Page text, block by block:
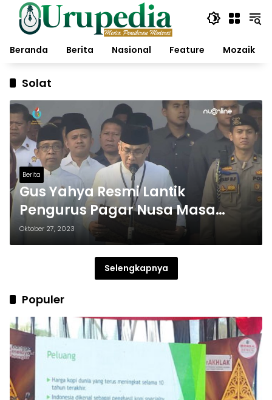
Langsung
konten
Beranda
Berita Nasional Feature Mozaik
Solat
Berita
Gus Yahya Resmi Lantik
Pengurus Pagar Nusa Masa
Khidmat 2023-2028
Oktober 27, 2023
Selengkapnya
Populer